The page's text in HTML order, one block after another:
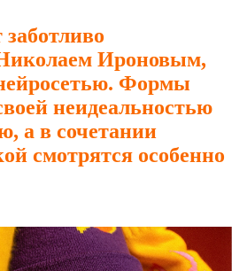
Ироновым,
Формы
неидеальностью
а в сочетании
смотрятся особенно